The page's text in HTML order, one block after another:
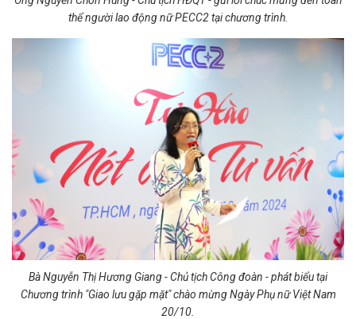
thể người lao động nữ PECC2 tại chương trình.
Bà Nguyễn Thị Hương Giang - Chủ tịch Công đoàn - phát biểu tại
Chương trình "Giao lưu gặp mặt" chào mừng Ngày Phụ nữ Việt Nam
20/10.